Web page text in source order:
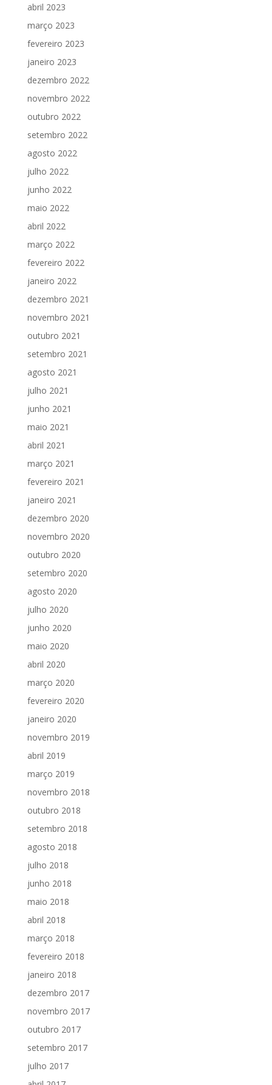
abril 2023
março 2023
fevereiro 2023
janeiro 2023
dezembro 2022
novembro 2022
outubro 2022
setembro 2022
agosto 2022
julho 2022
junho 2022
maio 2022
abril 2022
março 2022
fevereiro 2022
janeiro 2022
dezembro 2021
novembro 2021
outubro 2021
setembro 2021
agosto 2021
julho 2021
junho 2021
maio 2021
abril 2021
março 2021
fevereiro 2021
janeiro 2021
dezembro 2020
novembro 2020
outubro 2020
setembro 2020
agosto 2020
julho 2020
junho 2020
maio 2020
abril 2020
março 2020
fevereiro 2020
janeiro 2020
novembro 2019
abril 2019
março 2019
novembro 2018
outubro 2018
setembro 2018
agosto 2018
julho 2018
junho 2018
maio 2018
abril 2018
março 2018
fevereiro 2018
janeiro 2018
dezembro 2017
novembro 2017
outubro 2017
setembro 2017
julho 2017